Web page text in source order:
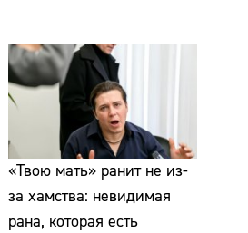
«Твою мать» ранит не из-
за хамства: невидимая
рана, которая есть